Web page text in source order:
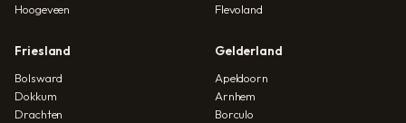
Hoogeveen
Flevoland
Friesland
Bolsward
Dokkum
Drachten
Gelderland
Apeldoorn
Arnhem
Borculo